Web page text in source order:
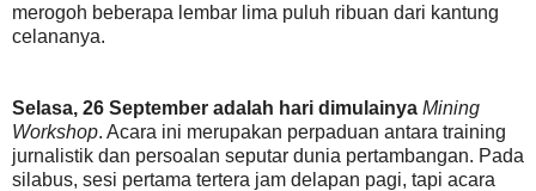
merogoh beberapa lembar lima puluh ribuan dari kantung
celananya.
Selasa, 26 September adalah hari dimulainya Mining
Workshop. Acara ini merupakan perpaduan antara training
jurnalistik dan persoalan seputar dunia pertambangan. Pada
silabus, sesi pertama tertera jam delapan pagi, tapi acara